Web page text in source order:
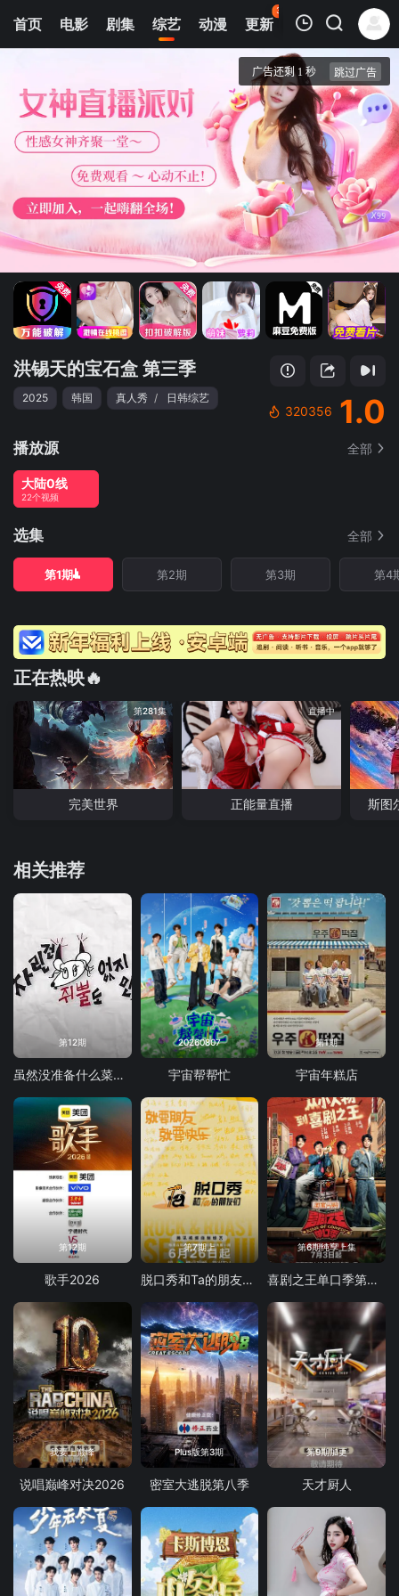
首页 电影 剧集 综艺 动漫 更新
35
热榜 APP
第1期
洪锡天的宝石盒 第三季
洪锡天的宝石盒 第三季
2025 韩国 真人秀 / 日韩综艺
320356 1.0
播放源 全部
大陆0线
22个视频
选集 全部
第1期 第2期 第3期 第4
正在热映🔥
第281集
完美世界
直播中
正能量直播 斯图
相关推荐
第12期
虽然没准备什么菜第四季
20260807
宇宙帮帮忙
第1期
宇宙年糕店
第12期
歌手2026
第7期上
脱口秀和Ta的朋友们 第三季
第6期纯享上集
喜剧之王单口季第三季
我要上巅峰
说唱巅峰对决2026
Plus版第3期
密室大逃脱第八季
第9期加更
天才厨人